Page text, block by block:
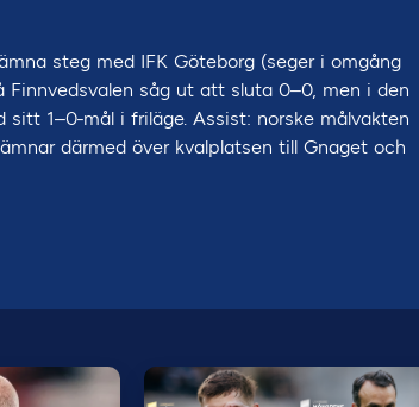
steg med IFK Göteborg (seger i omgång
Finnvedsvalen såg ut att sluta 0–0, men i den
1–0-mål i friläge. Assist: norske målvakten
därmed över kvalplatsen till Gnaget och